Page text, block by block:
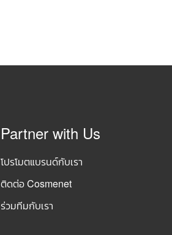
Partner with Us
โปรโมตแบรนด์กับเรา
ติดต่อ Cosmenet
ร่วมทีมกับเรา